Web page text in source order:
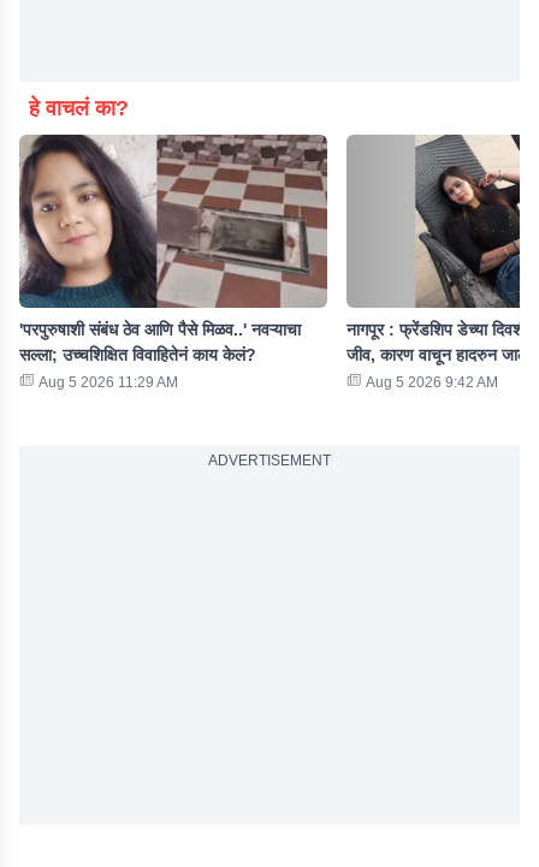
हे वाचलं का?
'परपुरुषाशी संबंध ठेव आणि पैसे मिळव..' नवऱ्याचा
सल्ला; उच्चशिक्षित विवाहितेनं काय केलं?
Aug 5 2026 11:29 AM
नागपूर : फ्रेंडशिप डेच्या
जीव, कारण वाचून हादरुन जाल!
Aug 5 2026 9:42 AM
ADVERTISEMENT